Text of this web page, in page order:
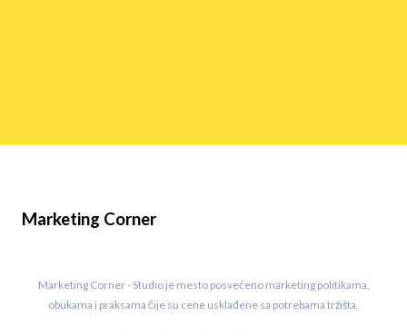
Marketing Corner
Marketing Corner - Studio je mesto posvećeno marketing politikama,
obukama i praksama čije su cene usklađene sa potrebama tržišta.